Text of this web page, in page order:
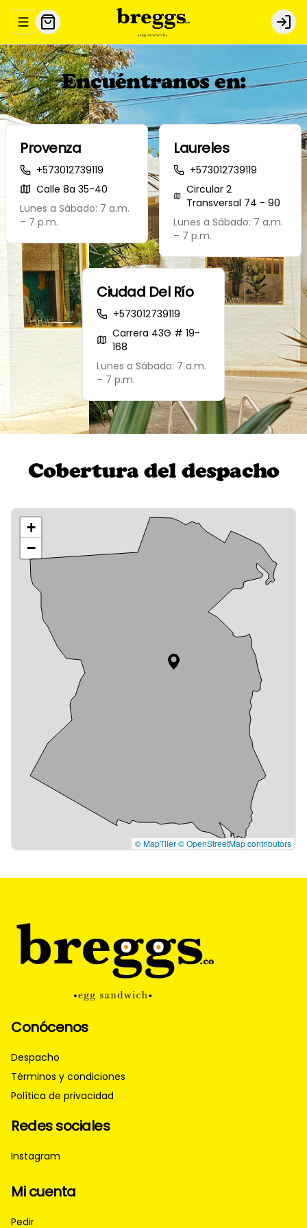
Abrir menu de navegación Login
Encuéntranos en:
Provenza
+573012739119
Calle 8a 35-40
Lunes a Sábado: 7 a.m.
– 7 p.m.
Laureles
+573012739119
Circular 2
Transversal 74 - 90
Lunes a Sábado: 7 a.m.
– 7 p.m.
Ciudad Del Río
+573012739119
Carrera 43G # 19-
168
Lunes a Sábado: 7 a.m.
– 7 p.m.
Cobertura del despacho
+
−
© MapTiler© OpenStreetMap contributors
Conócenos
Despacho
Términos y condiciones
Política de privacidad
Redes sociales
Instagram
Mi cuenta
Pedir